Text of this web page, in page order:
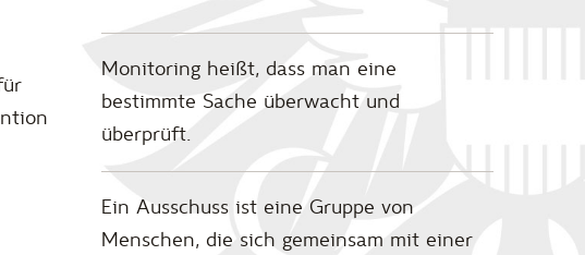
Monitoring heißt, dass man eine
bestimmte Sache überwacht und
überprüft.
Ein Ausschuss ist eine Gruppe von
Menschen, die sich gemeinsam mit einer